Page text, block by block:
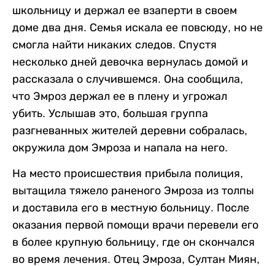
школьницу и держал ее взаперти в своем
доме два дня. Семья искала ее повсюду, но не
смогла найти никаких следов. Спустя
несколько дней девочка вернулась домой и
рассказала о случившемся. Она сообщила,
что Эмроз держал ее в плену и угрожал
убить. Услышав это, большая группа
разгневанных жителей деревни собралась,
окружила дом Эмроза и напала на него.
На место происшествия прибыла полиция,
вытащила тяжело раненого Эмроза из толпы
и доставила его в местную больницу. После
оказания первой помощи врачи перевели его
в более крупную больницу, где он скончался
во время лечения. Отец Эмроза, Султан Миян,